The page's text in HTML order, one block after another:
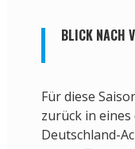
BLICK NACH
Für diese
zurück in
Deutschland-